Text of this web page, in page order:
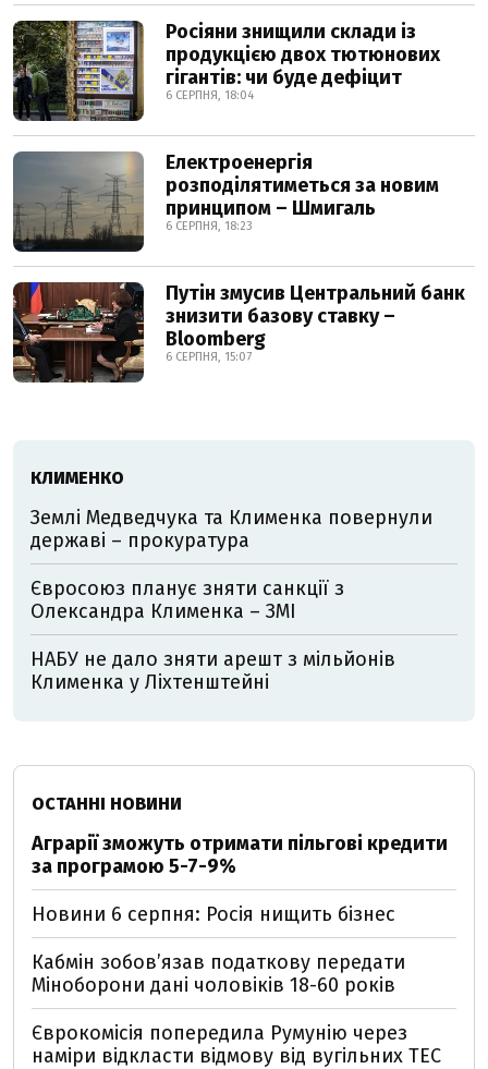
Росіяни знищили склади із
продукцією двох тютюнових
гігантів: чи буде дефіцит
6 СЕРПНЯ, 18:04
Електроенергія
розподілятиметься за новим
принципом – Шмигаль
6 СЕРПНЯ, 18:23
Путін змусив Центральний банк
знизити базову ставку –
Bloomberg
6 СЕРПНЯ, 15:07
КЛИМЕНКО
Землі Медведчука та Клименка повернули
державі – прокуратура
Євросоюз планує зняти санкції з
Олександра Клименка – ЗМІ
НАБУ не дало зняти арешт з мільйонів
Клименка у Ліхтенштейні
ОСТАННІ НОВИНИ
Аграрії зможуть отримати пільгові кредити
за програмою 5-7-9%
Новини 6 серпня: Росія нищить бізнес
Кабмін зобовʼязав податкову передати
Міноборони дані чоловіків 18-60 років
Єврокомісія попередила Румунію через
наміри відкласти відмову від вугільних ТЕС